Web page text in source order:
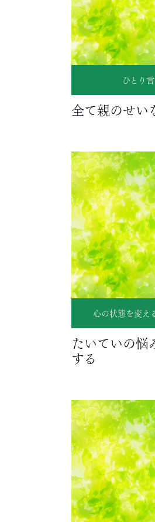
ひとり言
全て親のせい
心の状態を変え
たいていの悩
する